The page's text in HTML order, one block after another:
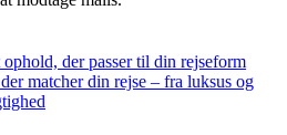
der passer til din rejseform
matcher din rejse – fra luksus og